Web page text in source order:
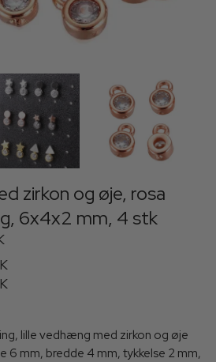
zirkon og øje, rosa
6x4x2 mm, 4 stk
lille vedhæng med zirkon og øje
6 mm, bredde 4 mm, tykkelse 2 mm,